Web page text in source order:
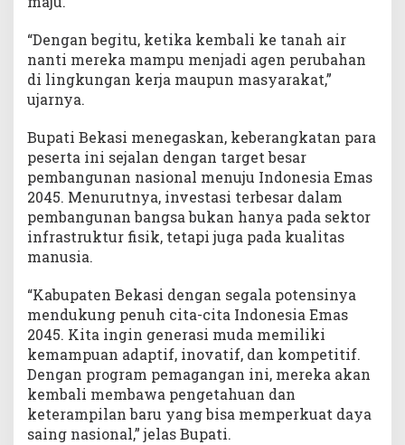
“Dengan begitu, ketika kembali ke tanah air
nanti mereka mampu menjadi agen perubahan
di lingkungan kerja maupun masyarakat,”
ujarnya.
Bupati Bekasi menegaskan, keberangkatan para
peserta ini sejalan dengan target besar
pembangunan nasional menuju Indonesia Emas
2045. Menurutnya, investasi terbesar dalam
pembangunan bangsa bukan hanya pada sektor
infrastruktur fisik, tetapi juga pada kualitas
manusia.
“Kabupaten Bekasi dengan segala potensinya
mendukung penuh cita-cita Indonesia Emas
2045. Kita ingin generasi muda memiliki
kemampuan adaptif, inovatif, dan kompetitif.
Dengan program pemagangan ini, mereka akan
kembali membawa pengetahuan dan
keterampilan baru yang bisa memperkuat daya
saing nasional,” jelas Bupati.